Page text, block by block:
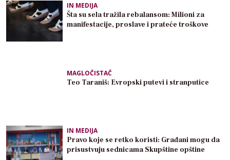
IN MEDIJA
Šta su sela tražila rebalansom: Milioni za
manifestacije, proslave i prateće troškove
MAGLOČISTAČ
Teo Taraniš: Evropski putevi i stranputice
IN MEDIJA
Pravo koje se retko koristi: Građani mogu da
prisustvuju sednicama Skupštine opštine